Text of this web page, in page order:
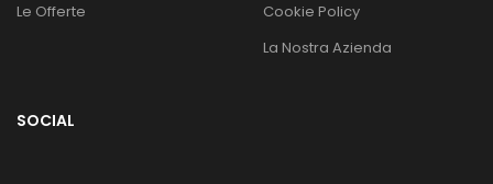
Le Offerte
Cookie Policy
La Nostra Azienda
SOCIAL